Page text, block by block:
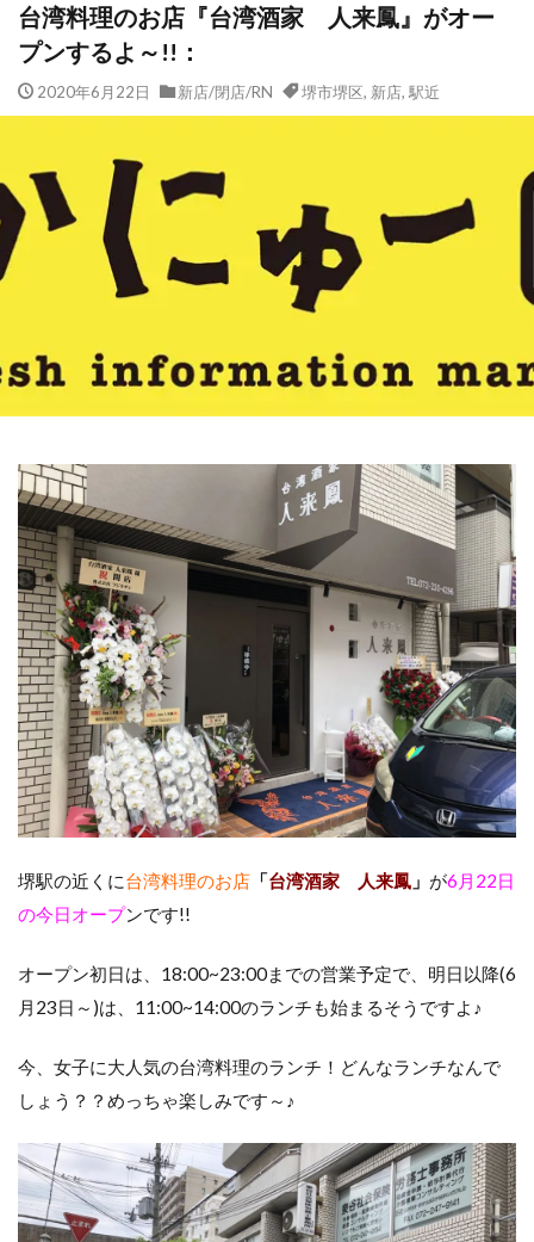
台湾料理のお店『台湾酒家 人来鳳』がオー
プンするよ～!!：
2020年6月22日 新店/閉店/RN 堺市堺区, 新店, 駅近
堺駅の近くに台湾料理のお店 「台湾酒家 人来鳳 」 が6月22日
の今日オープンです!!
オープン初日は、18:00~23:00までの営業予定で、明日以降(6
月23日～)は、11:00~14:00のランチも始まるそうですよ♪
今、女子に大人気の台湾料理のランチ！どんなランチなんで
しょう？？めっちゃ楽しみです～♪